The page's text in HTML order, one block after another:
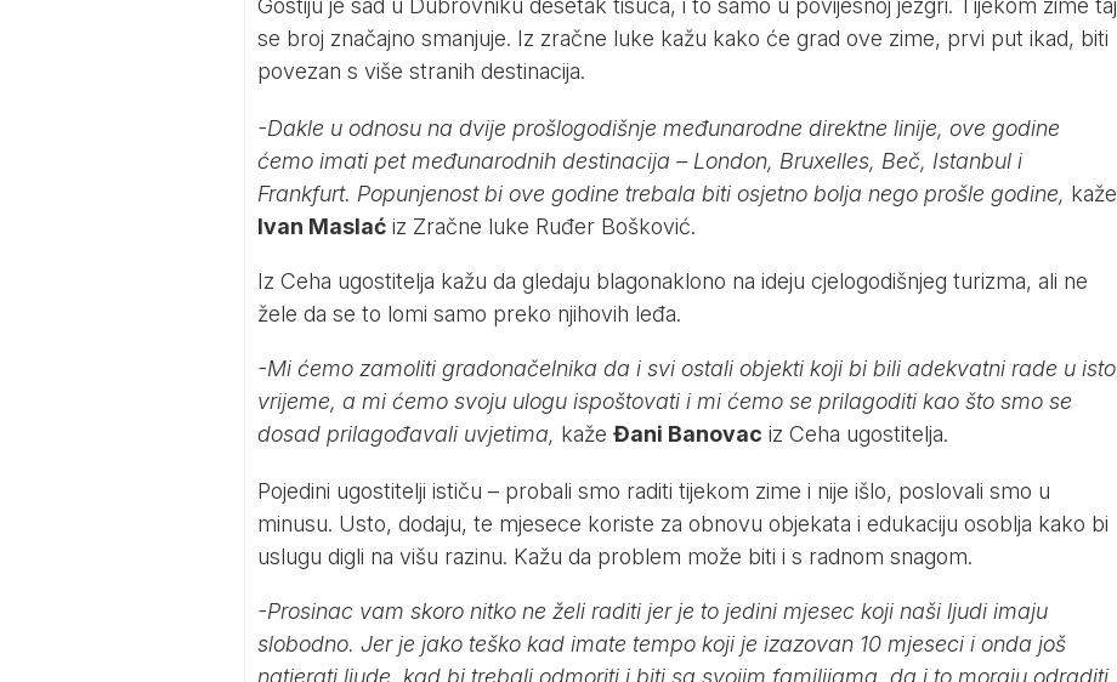
Gostiju je sad u Dubrovniku desetak tisuća, i to samo u povijesnoj jezgri. Tijekom zime taj
se broj značajno smanjuje. Iz zračne luke kažu kako će grad ove zime, prvi put ikad, biti
povezan s više stranih destinacija.
-Dakle u odnosu na dvije prošlogodišnje međunarodne direktne linije, ove godine
ćemo imati pet međunarodnih destinacija – London, Bruxelles, Beč, Istanbul i
Frankfurt. Popunjenost bi ove godine trebala biti osjetno bolja nego prošle godine, kaže
Ivan Maslaćiz Zračne luke Ruđer Bošković.
Iz Ceha ugostitelja kažu da gledaju blagonaklono na ideju cjelogodišnjeg turizma, ali ne
žele da se to lomi samo preko njihovih leđa.
-Mi ćemo zamoliti gradonačelnika da i svi ostali objekti koji bi bili adekvatni rade u isto
vrijeme, a mi ćemo svoju ulogu ispoštovati i mi ćemo se prilagoditi kao što smo se
dosad prilagođavali uvjetima, kaže Đani Banovac iz Ceha ugostitelja.
Pojedini ugostitelji ističu – probali smo raditi tijekom zime i nije išlo, poslovali smo u
minusu. Usto, dodaju, te mjesece koriste za obnovu objekata i edukaciju osoblja kako bi
uslugu digli na višu razinu. Kažu da problem može biti i s radnom snagom.
-Prosinac vam skoro nitko ne želi raditi jer je to jedini mjesec koji naši ljudi imaju
slobodno. Jer je jako teško kad imate tempo koji je izazovan 10 mjeseci i onda još
natjerati ljude, kad bi trebali odmoriti i biti sa svojim familijama, da i to moraju odraditi,